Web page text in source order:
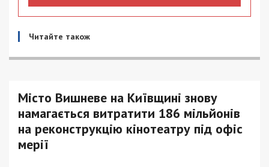
Читайте також
Місто Вишневе на Київщині знову
намагається витратити 186 мільйонів
на реконструкцію кінотеатру під офіс
мерії